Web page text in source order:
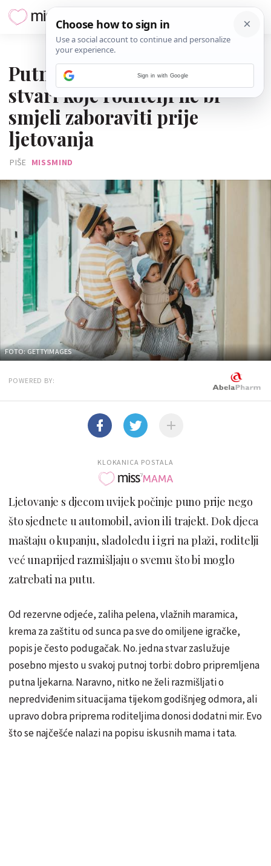
Putna ljekarna za djecu: 7
stvari koje roditelji ne bi
smjeli zaboraviti prije
ljetovanja
PIŠE MISSMIND
FOTO: GETTYIMAGES
POWERED BY:
KLOKANICA POSTALA
Ljetovanje s djecom uvijek počinje puno prije nego
što sjednete u automobil, avion ili trajekt. Dok djeca
maštaju o kupanju, sladoledu i igri na plaži, roditelji
već unaprijed razmišljaju o svemu što bi moglo
zatrebati na putu.
Od rezervne odjeće, zaliha pelena, vlažnih maramica,
krema za zaštitu od sunca pa sve do omiljene igračke,
popis je često podugačak. No. jedna stvar zaslužuje
posebno mjesto u svakoj putnoj torbi: dobro pripremljena
putna ljekarna. Naravno, nitko ne želi razmišljati o
nepredviđenim situacijama tijekom godišnjeg odmora, ali
upravo dobra priprema roditeljima donosi dodatni mir. Evo
što se najčešće nalazi na popisu iskusnih mama i tata.
Sign in with Google